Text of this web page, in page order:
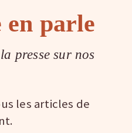
en parle
presse sur nos
les articles de